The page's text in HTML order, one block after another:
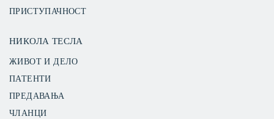
ПРИСТУПАЧНОСТ
НИКОЛА ТЕСЛА
ЖИВОТ И ДЕЛО
ПАТЕНТИ
ПРЕДАВАЊА
ЧЛАНЦИ